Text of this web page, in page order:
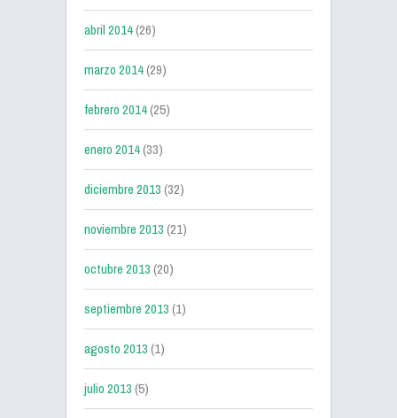
abril 2014(26)
marzo 2014(29)
febrero 2014(25)
enero 2014(33)
diciembre 2013(32)
noviembre 2013(21)
octubre 2013(20)
septiembre 2013(1)
agosto 2013(1)
julio 2013(5)